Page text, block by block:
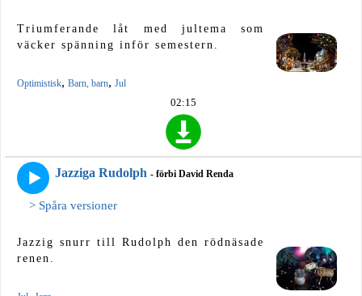
Triumferande låt med jultema som
väcker spänning inför semestern.
Optimistisk, Barn, barn, Jul
02:15
Jazziga Rudolph - förbi David Renda
> Spåra versioner
Jazzig snurr till Rudolph den rödnäsade
renen.